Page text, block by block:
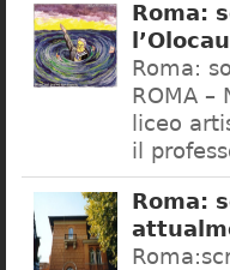
Roma:
Roma:
ROMA
liceo
il
Roma: